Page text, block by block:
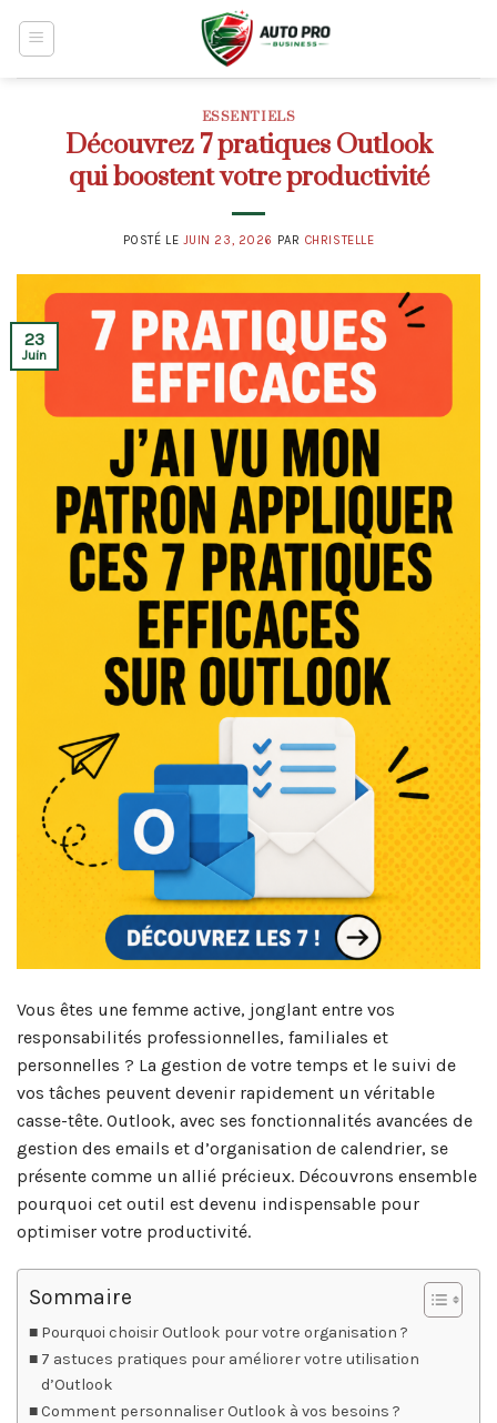
ESSENTIELS
Découvrez 7 pratiques Outlook
qui boostent votre productivité
POSTÉ LE JUIN 23, 2026 PAR CHRISTELLE
23
Juin
Vous êtes une femme active, jonglant entre vos
responsabilités professionnelles, familiales et
personnelles ? La gestion de votre temps et le suivi de
vos tâches peuvent devenir rapidement un véritable
casse-tête. Outlook, avec ses fonctionnalités avancées de
gestion des emails et d’organisation de calendrier, se
présente comme un allié précieux. Découvrons ensemble
pourquoi cet outil est devenu indispensable pour
optimiser votre productivité.
Sommaire
Pourquoi choisir Outlook pour votre organisation ?
7 astuces pratiques pour améliorer votre utilisation
d’Outlook
Comment personnaliser Outlook à vos besoins ?